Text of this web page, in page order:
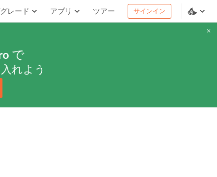
レード アプリ ツアー サインイン
で
れよう